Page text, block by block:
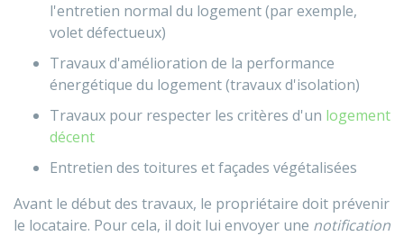
l'entretien normal du logement (par exemple,
volet défectueux)
Travaux d'amélioration de la performance
énergétique du logement (travaux d'isolation)
Travaux pour respecter les critères d'un logement
décent
Entretien des toitures et façades végétalisées
Avant le début des travaux, le propriétaire doit prévenir
le locataire. Pour cela, il doit lui envoyer une notification